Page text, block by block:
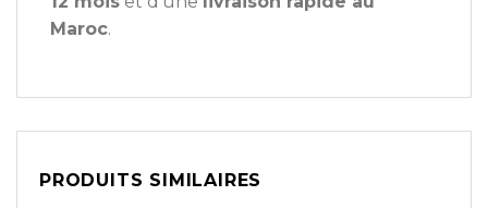
Maroc.
PRODUITS SIMILAIRES